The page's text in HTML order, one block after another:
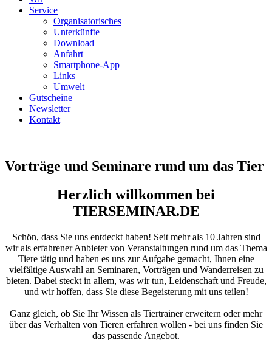
Service
Organisatorisches
Unterkünfte
Download
Anfahrt
Smartphone-App
Links
Umwelt
Gutscheine
Newsletter
Kontakt
Vorträge und Seminare rund um das Tier
Herzlich willkommen bei
TIERSEMINAR.DE
Schön, dass Sie uns entdeckt haben! Seit mehr als 10 Jahren sind
wir als erfahrener Anbieter von Veranstaltungen rund um das Thema
Tiere tätig und haben es uns zur Aufgabe gemacht, Ihnen eine
vielfältige Auswahl an Seminaren, Vorträgen und Wanderreisen zu
bieten. Dabei steckt in allem, was wir tun, Leidenschaft und Freude,
und wir hoffen, dass Sie diese Begeisterung mit uns teilen!
Ganz gleich, ob Sie Ihr Wissen als Tiertrainer erweitern oder mehr
über das Verhalten von Tieren erfahren wollen - bei uns finden Sie
das passende Angebot.